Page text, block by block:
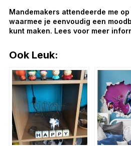
Mandemakers attendeerde me
waarmee je eenvoudig een
kunt maken. Lees voor meer
Ook Leuk: